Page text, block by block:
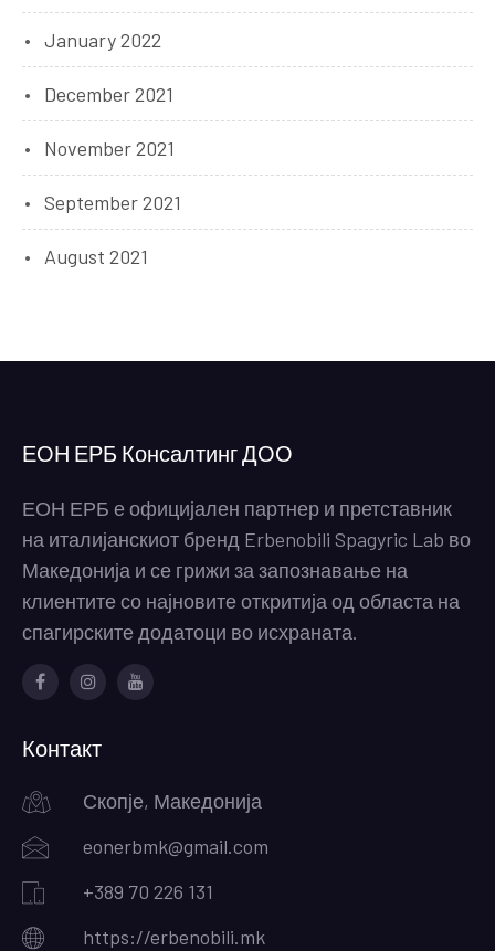
January 2022
December 2021
November 2021
September 2021
August 2021
ЕОН ЕРБ Консалтинг ДОО
ЕОН ЕРБ е официјален партнер и претставник
на италијанскиот бренд Erbenobili Spagyric Lab во
Македонија и се грижи за запознавање на
клиентите со најновите откритија од областа на
спагирските додатоци во исхраната.
Контакт
Скопје, Македонија
eonerbmk@gmail.com
+389 70 226 131
https://erbenobili.mk